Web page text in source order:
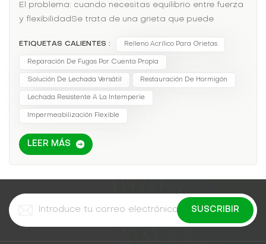
El problema: cuando necesitas equilibrio entre fuerza
y ​​flexibilidadSe trata de una grieta que puede
busca durabilidad y facilidad de uso. La lechada
acrílica ofrece... término medio perfecto.Por qué la
lechada acrílica es excelenteFlexibilidad
moderada:Se expande y contrae con el hormigón,
reduciendo el riesgo de futuras grietas.Facilidad de
aplicaciónSe puede inyectar, cepillar o aplicar con
rodillo, lo que lo hace ideal para hacerlo uno
mismo.Resistencia a los rayos UV y a la
residenciales:Donde se espera un movimiento
menor.Muros exteriores y balcones:Para grietas
ETIQUETAS CALIENTES : Relleno Acrílico Para Grietas
Reparación De Fugas Por Cuenta Propia
Solución De Lechada Versátil Restauración De Hormigón
Lechada Resistente A La Intemperie
Impermeabilización Flexible
LEER MÁS